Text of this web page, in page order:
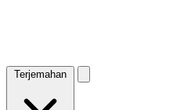
Terjemahan